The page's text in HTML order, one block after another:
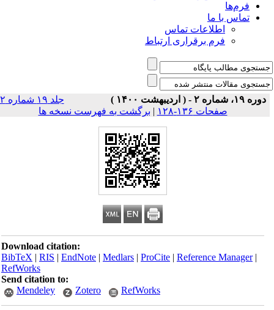
فرم‌ها
تماس با ما
اطلاعات تماس
فرم برقراری ارتباط
دوره ۱۹، شماره ۲ - ( اردیبهشت ۱۴۰۰ )
جلد ۱۹ شماره ۲
صفحات ۱۳۶-۱۲۸
| برگشت به فهرست نسخه ها
Download citation:
BibTeX|RIS|EndNote|Medlars|ProCite|Reference Manager
RefWorks
Send citation to:
Mendeley
Zotero RefWorks